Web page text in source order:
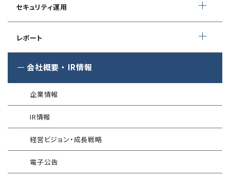
インシデント初動対応準備支援
Shift Left コンサルティング
プレリミナリーサーベイ
「サプライチェーン強化に向けたセキュリティ対策評価制度」
運用開始に備えた事前対策支援サービス
インシデント対応訓練
クラウドセキュリティ設定診断
アタックサーフェス調査
SQAT with Swift Delivery
セキュリスト（SecuriST）
EC-Council
（セキュリティエンジニア養成講座）
セキュリティ運用
マネージドセキュリティサービス (MSS)
Managed Security Service for AWS
WAF運用
G-MDR
インターネット分離クラウド
SIEM運用／分析
レポート
SQAT セキュリティレポート
SQAT®情報セキュリティ瓦版
導入事例
技術情報／コラム
会社概要 ・ IR情報
企業情報
IR情報
経営ビジョン・成長戦略
電子公告